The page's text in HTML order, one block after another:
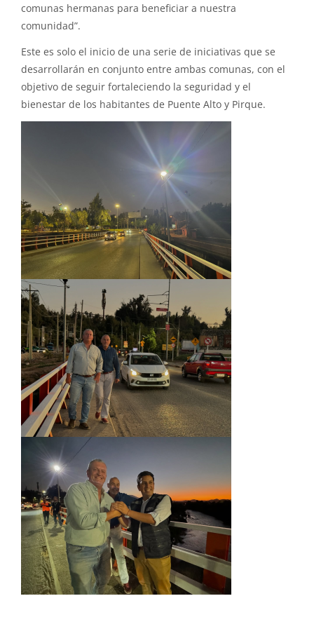
comunas hermanas para beneficiar a nuestra
comunidad”.
Este es solo el inicio de una serie de iniciativas que se
desarrollarán en conjunto entre ambas comunas, con el
objetivo de seguir fortaleciendo la seguridad y el
bienestar de los habitantes de Puente Alto y Pirque.